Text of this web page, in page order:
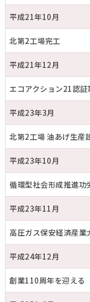
平成21年10月
北第2工場完工
平成21年12月
エコアクション21認証
平成23年3月
北第2工場 油あげ生産
平成23年10月
循環型社会形成推進功
平成23年11月
高圧ガス保安経済産
平成24年12月
創業110周年を迎える